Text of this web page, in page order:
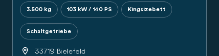
3.500 kg 103 kW / 140 PS Kingsizebett
Schaltgetriebe
33719 Bielefeld